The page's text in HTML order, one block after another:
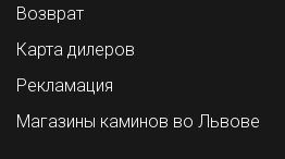
Возврат
Карта дилеров
Рекламация
Магазины каминов во Львове